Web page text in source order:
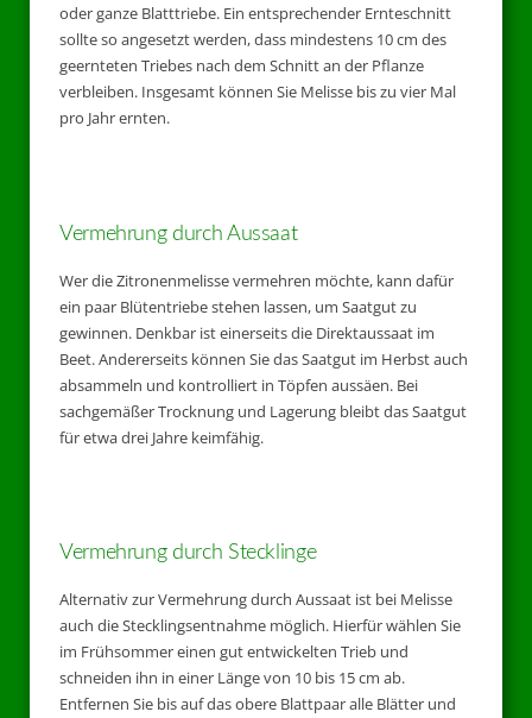
oder ganze Blatttriebe. Ein entsprechender Ernteschnitt
sollte so angesetzt werden, dass mindestens 10 cm des
geernteten Triebes nach dem Schnitt an der Pflanze
verbleiben. Insgesamt können Sie Melisse bis zu vier Mal
pro Jahr ernten.
Vermehrung durch Aussaat
Wer die Zitronenmelisse vermehren möchte, kann dafür
ein paar Blütentriebe stehen lassen, um Saatgut zu
gewinnen. Denkbar ist einerseits die Direktaussaat im
Beet. Andererseits können Sie das Saatgut im Herbst auch
absammeln und kontrolliert in Töpfen aussäen. Bei
sachgemäßer Trocknung und Lagerung bleibt das Saatgut
für etwa drei Jahre keimfähig.
Vermehrung durch Stecklinge
Alternativ zur Vermehrung durch Aussaat ist bei Melisse
auch die Stecklingsentnahme möglich. Hierfür wählen Sie
im Frühsommer einen gut entwickelten Trieb und
schneiden ihn in einer Länge von 10 bis 15 cm ab.
Entfernen Sie bis auf das obere Blattpaar alle Blätter und